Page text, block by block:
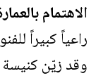
الاهتمام
راعياً كبيراً